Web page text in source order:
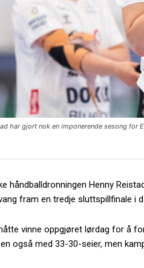
har gjort nok en imponerende sesong for
håndballdronningen Henny
fram en tredje sluttspillfinale i
vinne oppgjøret lørdag for å
også med 33-30-seier, men